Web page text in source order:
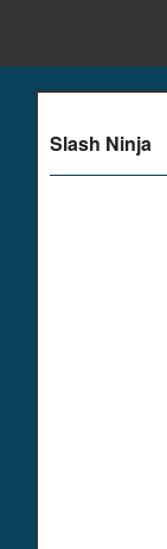
Slash Ninja